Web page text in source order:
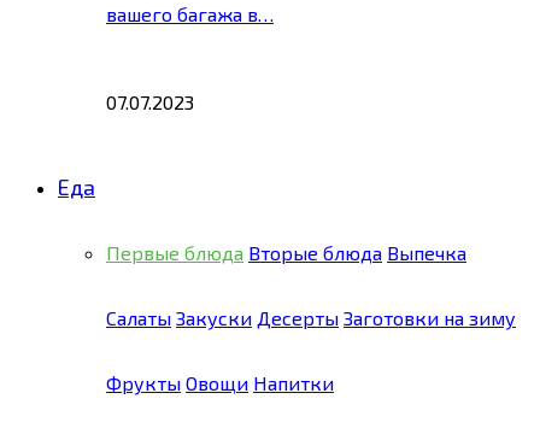
вашего багажа в…
07.07.2023
Еда
Первые блюда Вторые блюда Выпечка
Салаты Закуски Десерты Заготовки на зиму
Фрукты Овощи Напитки